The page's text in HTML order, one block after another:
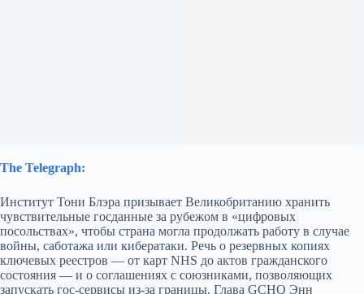
The Telegraph:
Институт Тони Блэра призывает Великобританию хранить
чувствительные госданные за рубежом в «цифровых
посольствах», чтобы страна могла продолжать работу в случае
войны, саботажа или кибератаки. Речь о резервных копиях
ключевых реестров — от карт NHS до актов гражданского
состояния — и о соглашениях с союзниками, позволяющих
запускать гос‑сервисы из‑за границы. Глава GCHQ Энн